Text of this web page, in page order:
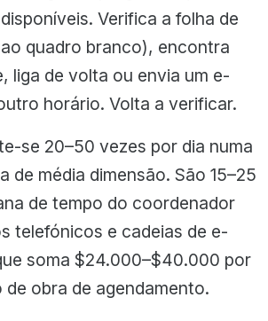
Verifica a folha de
quadro branco), encontra
liga de volta ou envia um e-
horário. Volta a verificar.
se 20–50 vezes por dia numa
de média dimensão. São 15–25
de tempo do coordenador
telefónicos e cadeias de e-
soma $24.000–$40.000 por
de obra de agendamento.